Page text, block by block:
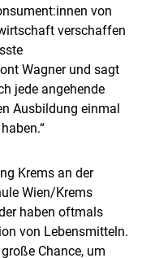
von
verschaffen
Wagner und sagt
jede angehende
Ausbildung einmal
Krems an der
Wien/Krems
haben oftmals
von Lebensmitteln.
Chance, um